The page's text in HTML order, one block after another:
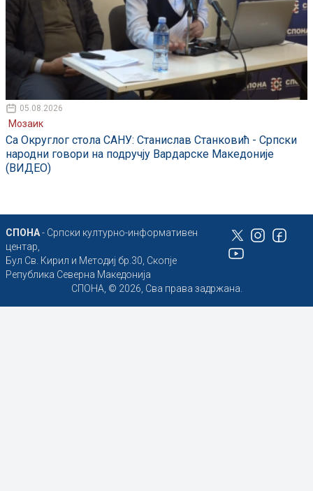
05.08.2026
Мозаик
Са Округлог стола САНУ: Станислав Станковић - Српски
народни говори на подручју Вардарске Македоније
(ВИДЕО)
СПОНА- Српски културно-информативен
центар,
Бул Св. Кирил и Методиј бр.30, Скопје
Република Северна Македонија
СПОНА, © 2026, Сва права задржана.